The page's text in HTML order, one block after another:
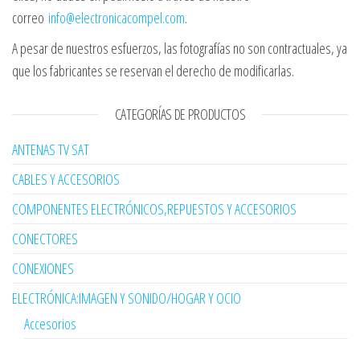
correo info@electronicacompel.com.
A pesar de nuestros esfuerzos, las fotografías no son contractuales, ya
que los fabricantes se reservan el derecho de modificarlas.
CATEGORÍAS DE PRODUCTOS
ANTENAS TV SAT
CABLES Y ACCESORIOS
COMPONENTES ELECTRÓNICOS,REPUESTOS Y ACCESORIOS
CONECTORES
CONEXIONES
ELECTRÓNICA:IMAGEN Y SONIDO/HOGAR Y OCIO
Accesorios